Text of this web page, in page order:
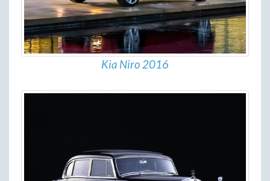
Kia Niro 2016